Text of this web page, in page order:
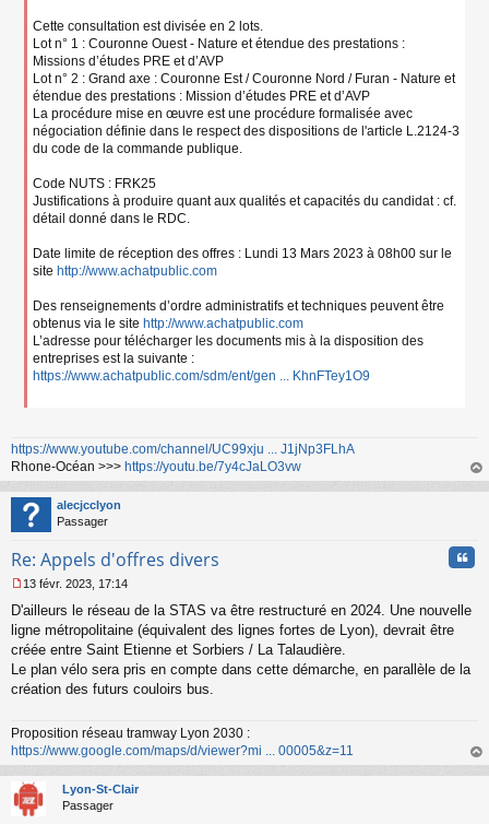
Cette consultation est divisée en 2 lots.
Lot n° 1 : Couronne Ouest - Nature et étendue des prestations :
Missions d’études PRE et d’AVP
Lot n° 2 : Grand axe : Couronne Est / Couronne Nord / Furan - Nature et
étendue des prestations : Mission d’études PRE et d’AVP
La procédure mise en œuvre est une procédure formalisée avec
négociation définie dans le respect des dispositions de l'article L.2124-3
du code de la commande publique.
Code NUTS : FRK25
Justifications à produire quant aux qualités et capacités du candidat : cf.
détail donné dans le RDC.
Date limite de réception des offres : Lundi 13 Mars 2023 à 08h00 sur le
site http://www.achatpublic.com
Des renseignements d’ordre administratifs et techniques peuvent être
obtenus via le site http://www.achatpublic.com
L’adresse pour télécharger les documents mis à la disposition des
entreprises est la suivante :
https://www.achatpublic.com/sdm/ent/gen ... KhnFTey1O9
https://www.youtube.com/channel/UC99xju ... J1jNp3FLhA
Rhone-Océan >>> https://youtu.be/7y4cJaLO3vw
au
alecjcclyon
Passager
Re: Appels d'offres divers
e
s
s
g
e
n
l
u
13 févr. 2023, 17:14
D'ailleurs le réseau de la STAS va être restructuré en 2024. Une nouvelle
ligne métropolitaine (équivalent des lignes fortes de Lyon), devrait être
créée entre Saint Etienne et Sorbiers / La Talaudière.
Le plan vélo sera pris en compte dans cette démarche, en parallèle de la
création des futurs couloirs bus.
Proposition réseau tramway Lyon 2030 :
https://www.google.com/maps/d/viewer?mi ... 00005&z=11
au
Lyon-St-Clair
Passager